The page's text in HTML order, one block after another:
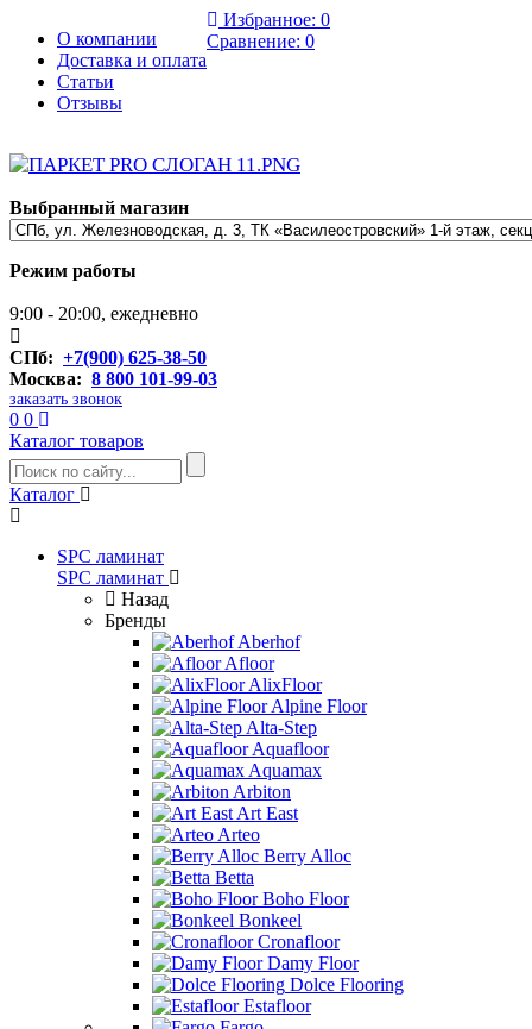
О компании
Доставка и оплата
Статьи
Отзывы
Избранное: 0
Сравнение: 0
Выбранный магазин
Режим работы
9:00 - 20:00, ежедневно
СПб: +7(900) 625-38-50
Москва: 8 800 101-99-03
заказать звонок
0 0
Каталог товаров
Каталог
SPC ламинат
SPC ламинат
Назад
Бренды
Aberhof
Afloor
AlixFloor
Alpine Floor
Alta-Step
Aquafloor
Aquamax
Arbiton
Art East
Arteo
Berry Alloc
Betta
Boho Floor
Bonkeel
Cronafloor
Damy Floor
Dolce Flooring
Estafloor